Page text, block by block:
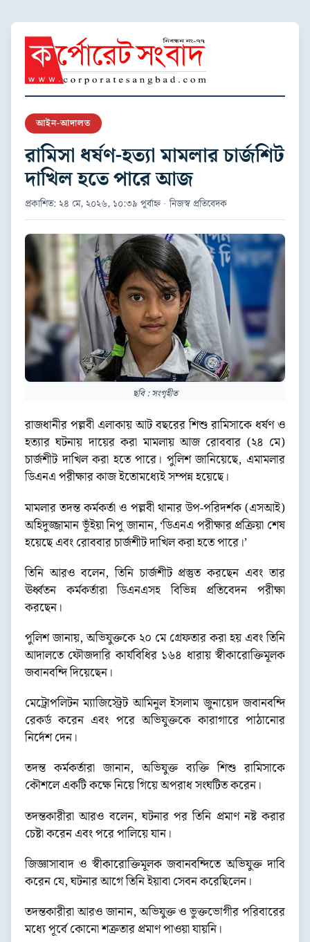
আইন-আদালত
রামিসা ধর্ষণ-হত্যা মামলার চার্জশিট
দাখিল হতে পারে আজ
প্রকাশিত: ২৪ মে, ২০২৬, ১০:৩৯ পূর্বাহ্ন · নিজস্ব প্রতিবেদক
ছবি : সংগৃহীত
রাজধানীর পল্লবী এলাকায় আট বছরের শিশু রামিসাকে ধর্ষণ ও
হত্যার ঘটনায় দায়ের করা মামলায় আজ রোববার (২৪ মে)
চার্জশীট দাখিল করা হতে পারে। পুলিশ জানিয়েছে, এমামলার
ডিএনএ পরীক্ষার কাজ ইতোমধ্যেই সম্পন্ন হয়েছে।
মামলার তদন্ত কর্মকর্তা ও পল্লবী থানার উপ-পরিদর্শক (এসআই)
অহিদুজ্জামান ভূঁইয়া নিপু জানান, ‘ডিএনএ পরীক্ষার প্রক্রিয়া শেষ
হয়েছে এবং রোববার চার্জশীট দাখিল করা হতে পারে।’
তিনি আরও বলেন, তিনি চার্জশীট প্রস্তুত করছেন এবং তার
ঊর্ধ্বতন কর্মকর্তারা ডিএনএসহ বিভিন্ন প্রতিবেদন পরীক্ষা
করছেন।
পুলিশ জানায়, অভিযুক্তকে ২০ মে গ্রেফতার করা হয় এবং তিনি
আদালতে ফৌজদারি কার্যবিধির ১৬৪ ধারায় স্বীকারোক্তিমূলক
জবানবন্দি দিয়েছেন।
মেট্রোপলিটন ম্যাজিস্ট্রেট আমিনুল ইসলাম জুনায়েদ জবানবন্দি
রেকর্ড করেন এবং পরে অভিযুক্তকে কারাগারে পাঠানোর
নির্দেশ দেন।
তদন্ত কর্মকর্তারা জানান, অভিযুক্ত ব্যক্তি শিশু রামিসাকে
কৌশলে একটি কক্ষে নিয়ে গিয়ে অপরাধ সংঘটিত করেন।
তদন্তকারীরা আরও বলেন, ঘটনার পর তিনি প্রমাণ নষ্ট করার
চেষ্টা করেন এবং পরে পালিয়ে যান।
জিজ্ঞাসাবাদ ও স্বীকারোক্তিমূলক জবানবন্দিতে অভিযুক্ত দাবি
করেন যে, ঘটনার আগে তিনি ইয়াবা সেবন করেছিলেন।
তদন্তকারীরা আরও জানান, অভিযুক্ত ও ভুক্তভোগীর পরিবারের
মধ্যে পূর্বে কোনো শত্রুতার প্রমাণ পাওয়া যায়নি।